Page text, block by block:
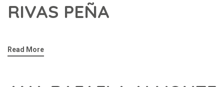
RIVAS PEÑA
Read More